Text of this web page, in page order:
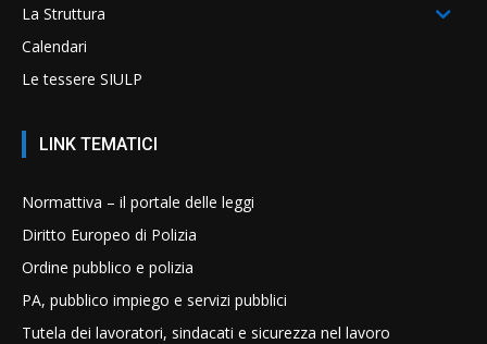
La Struttura
Calendari
Le tessere SIULP
LINK TEMATICI
Normattiva – il portale delle leggi
Diritto Europeo di Polizia
Ordine pubblico e polizia
PA, pubblico impiego e servizi pubblici
Tutela dei lavoratori, sindacati e sicurezza nel lavoro